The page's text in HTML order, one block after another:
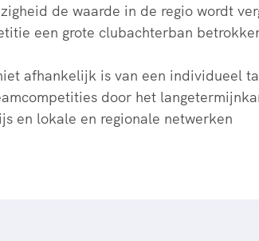
de waarde in de regio wordt
een grote clubachterban
afhankelijk is van een individueel
door het
en lokale en regionale netwerken